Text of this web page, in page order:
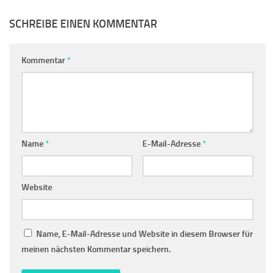
SCHREIBE EINEN KOMMENTAR
Kommentar*
Name* E-Mail-Adresse*
Website
Name, E-Mail-Adresse und Website in diesem Browser für
meinen nächsten Kommentar speichern.